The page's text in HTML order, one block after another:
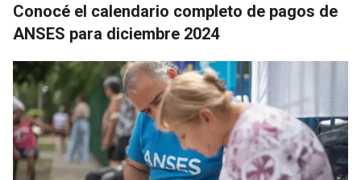
Conocé el calendario completo de pagos de
ANSES para diciembre 2024